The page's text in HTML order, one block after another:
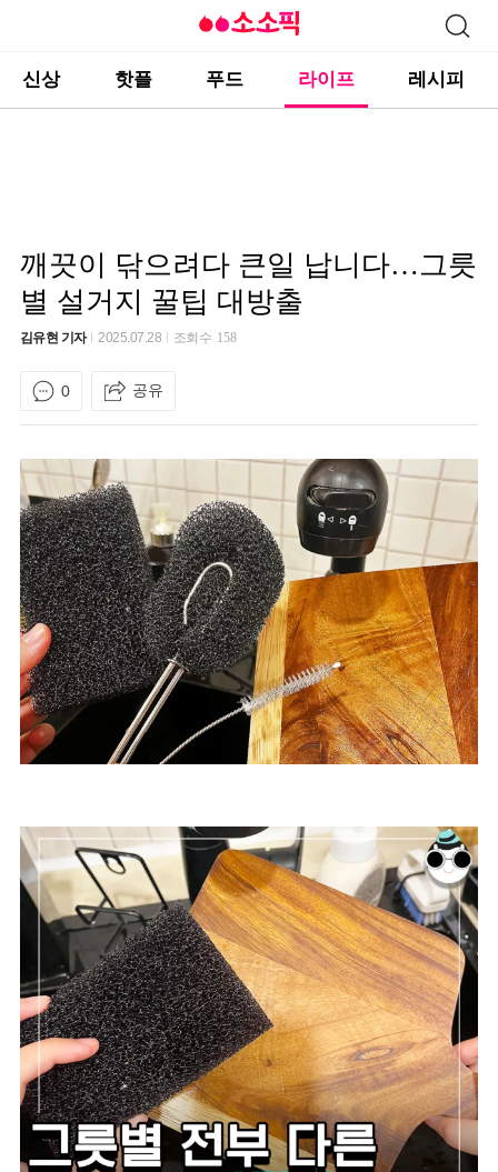
신상 핫플 푸드 라이프 레시피
깨끗이 닦으려다 큰일 납니다…그릇
별 설거지 꿀팁 대방출
김유현 기자 2025.07.28 조회수 158
0 공유